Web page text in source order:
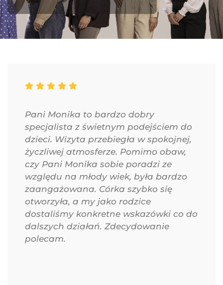
Pani Monika to bardzo dobry
specjalista z świetnym podejściem do
dzieci. Wizyta przebiegła w spokojnej,
życzliwej atmosferze. Pomimo obaw,
czy Pani Monika sobie poradzi ze
względu na młody wiek, była bardzo
zaangażowana. Córka szybko się
otworzyła, a my jako rodzice
dostaliśmy konkretne wskazówki co do
dalszych działań. Zdecydowanie
polecam.